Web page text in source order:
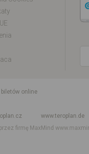
biletów online
www.teroplan.de
firmę MaxMind